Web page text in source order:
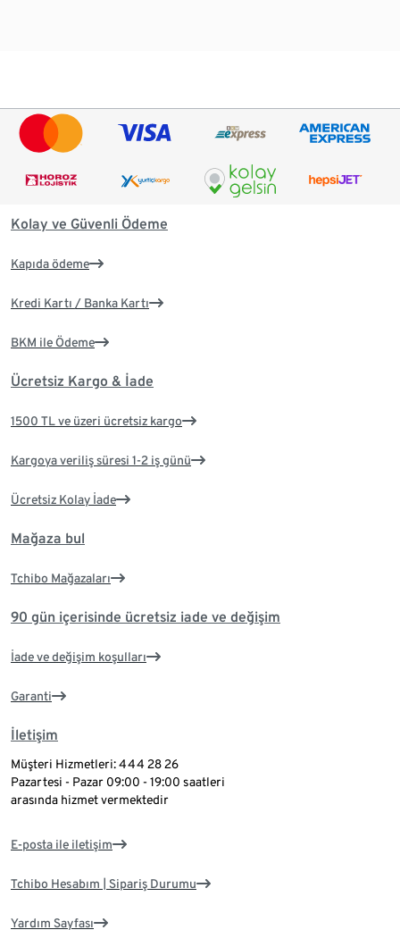
Kolay ve Güvenli Ödeme
Kapıda ödeme
Kredi Kartı / Banka Kartı
BKM ile Ödeme
Ücretsiz Kargo & İade
1500 TL ve üzeri ücretsiz kargo
Kargoya veriliş süresi 1-2 iş günü
Ücretsiz Kolay İade
Mağaza bul
Tchibo Mağazaları
90 gün içerisinde ücretsiz iade ve değişim
İade ve değişim koşulları
Garanti
İletişim
Müşteri Hizmetleri: 444 28 26
Pazartesi - Pazar 09:00 - 19:00 saatleri
arasında hizmet vermektedir
E-posta ile iletişim
Tchibo Hesabım | Sipariş Durumu
Yardım Sayfası